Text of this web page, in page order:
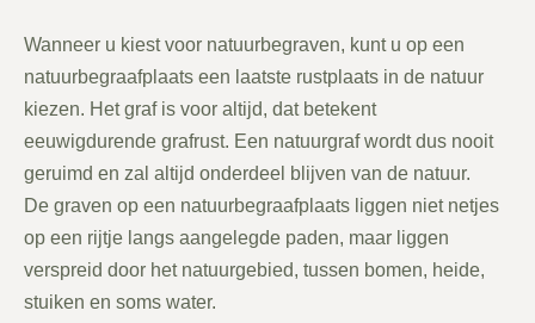
Wanneer u kiest voor natuurbegraven, kunt u op een
natuurbegraafplaats een laatste rustplaats in de natuur
kiezen. Het graf is voor altijd, dat betekent
eeuwigdurende grafrust. Een natuurgraf wordt dus nooit
geruimd en zal altijd onderdeel blijven van de natuur.
De graven op een natuurbegraafplaats liggen niet netjes
op een rijtje langs aangelegde paden, maar liggen
verspreid door het natuurgebied, tussen bomen, heide,
stuiken en soms water.